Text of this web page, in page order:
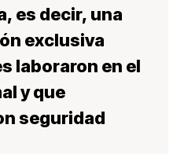
es decir, una
exclusiva
laboraron en el
y que
seguridad